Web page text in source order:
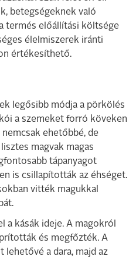
betegségeknek való
termés előállítási költsége
élelmiszerek iránti
értékesíthető.
legősibb módja a pörkölés
a szemeket forró köveken
ehetőbbé, de
magvak magas
tápanyagot
is csillapították az éhséget.
vitték magukkal
a kásák ideje. A magokról
és megfőzték. A
a dara, majd az